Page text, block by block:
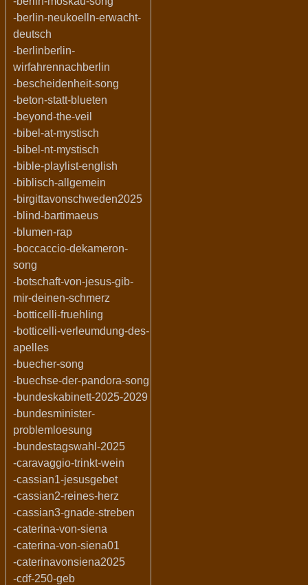
-berlin-neukoelln-erwacht-
deutsch
-berlinberlin-
wirfahrennachberlin
-bescheidenheit-song
-beton-statt-blueten
-beyond-the-veil
-bibel-at-mystisch
-bibel-nt-mystisch
-bible-playlist-english
-biblisch-allgemein
-birgittavonschweden2025
-blind-bartimaeus
-blumen-rap
-boccaccio-dekameron-
song
-botschaft-von-jesus-gib-
mir-deinen-schmerz
-botticelli-fruehling
-botticelli-verleumdung-des-
apelles
-buecher-song
-buechse-der-pandora-song
-bundeskabinett-2025-2029
-bundesminister-
problemloesung
-bundestagswahl-2025
-caravaggio-trinkt-wein
-cassian1-jesusgebet
-cassian2-reines-herz
-cassian3-gnade-streben
-caterina-von-siena
-caterina-von-siena01
-caterinavonsiena2025
-cdf-250-geb